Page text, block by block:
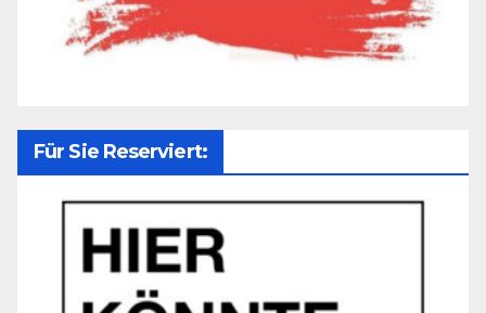
Für Sie Reserviert: